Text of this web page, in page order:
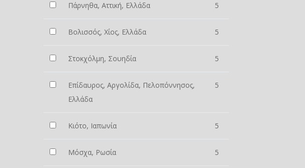
Πάρνηθα, Αττική, Ελλάδα 5
Βολισσός, Χίος, Ελλάδα 5
Στοκχόλμη, Σουηδία 5
Επίδαυρος, Αργολίδα, Πελοπόννησος,
Ελλάδα
5
Κιότο, Ιαπωνία 5
Μόσχα, Ρωσία 5